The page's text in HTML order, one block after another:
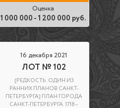
Оценка
1 000 000 - 1 200 000 руб.
16 декабря 2021
ЛОТ № 102
[РЕДКОСТЬ. ОДИН ИЗ
РАННИХ ПЛАНОВ САНКТ-
ПЕТЕРБУРГА] ПЛАН ГОРОДА
САНКТ-ПЕТЕРБУРГА. 1718–